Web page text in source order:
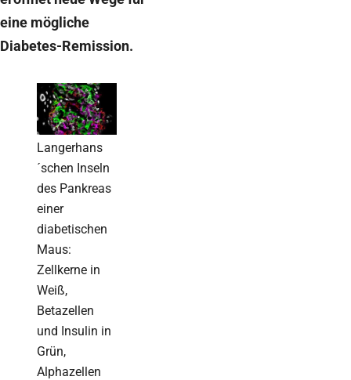
eine mögliche
Diabetes-Remission.
Langerhans
´schen Inseln
des Pankreas
einer
diabetischen
Maus:
Zellkerne in
Weiß,
Betazellen
und Insulin in
Grün,
Alphazellen